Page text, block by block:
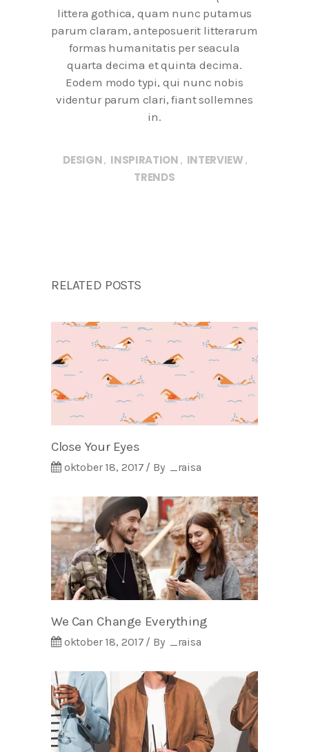
littera gothica, quam nunc putamus
parum claram, anteposuerit litterarum
formas humanitatis per seacula
quarta decima et quinta decima.
Eodem modo typi, qui nunc nobis
videntur parum clari, fiant sollemnes
in.
DESIGN, INSPIRATION , INTERVIEW ,
TRENDS
RELATED POSTS
Close Your Eyes
oktober 18, 2017 By _raisa
We Can Change Everything
oktober 18, 2017 By _raisa